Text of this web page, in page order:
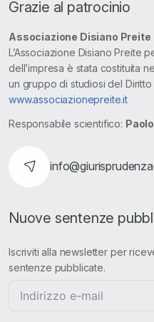
Grazie al patrocinio
Associazione Disiano Preite
L’Associazione Disiano Preite
dell’impresa è stata costituita
un gruppo di studiosi del Diritto
www.associazionepreite.it
Responsabile scientifico:
Nuove sentenze
Iscriviti alla newsletter per
sentenze pubblicate.